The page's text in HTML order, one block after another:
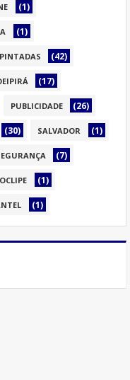
(1)
(1)
PINTADAS (42)
(17)
PUBLICIDADE (26)
(30) SALVADOR (1)
(7)
(1)
(1)